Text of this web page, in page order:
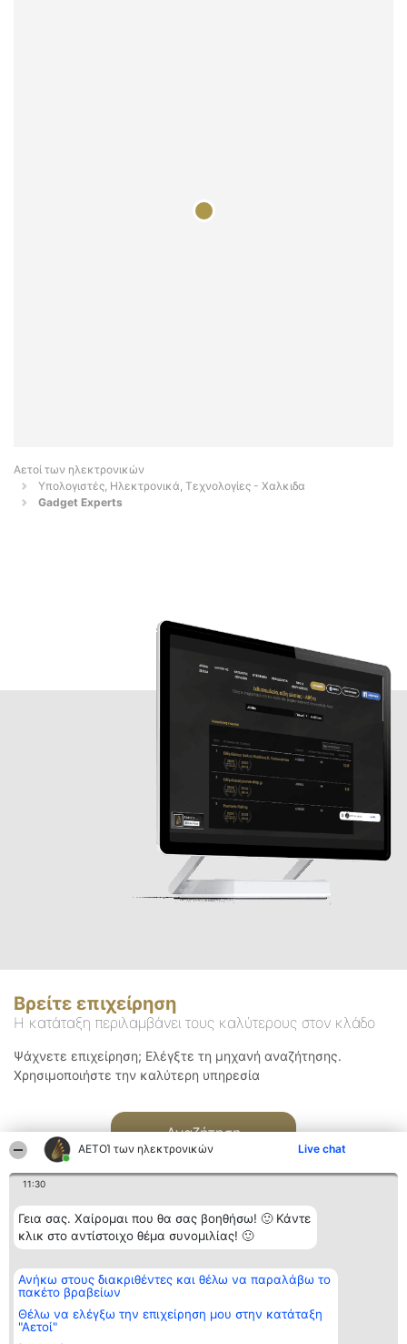
ΑΕΤΟΊ των ηλεκτρονικών Live chat
11:30
Γεια σας. Χαίρομαι που θα σας βοηθήσω! 🙂 Κάντε
κλικ στο αντίστοιχο θέμα συνομιλίας! 🙂
Ανήκω στους διακριθέντες και θέλω να παραλάβω το
πακέτο βραβείων
Θέλω να ελέγξω την επιχείρηση μου στην κατάταξη
"Αετοί"
Αετοί των ηλεκτρονικών
Υπολογιστές, Ηλεκτρονικά, Τεχνολογίες - Χαλκιδα
Gadget Experts
Βρείτε επιχείρηση
Η κατάταξη περιλαμβάνει τους καλύτερους στον κλάδο
Ψάχνετε επιχείρηση; Ελέγξτε τη μηχανή αναζήτησης.
Χρησιμοποιήστε την καλύτερη υπηρεσία
Αναζήτηση
Διοργανωτής της
κατάταξης
BEAUTIFUL COMPANY
ΤΗΛ. ΕΠΙΚΟΙΝΩΝΙΑΣ:
2104128019
Κατάταξη
Διακριθέντες
των
διακριθέντων
Επικοινωνία
Επικοινωνία